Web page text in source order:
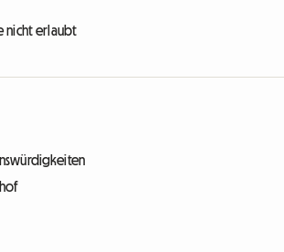
nicht erlaubt